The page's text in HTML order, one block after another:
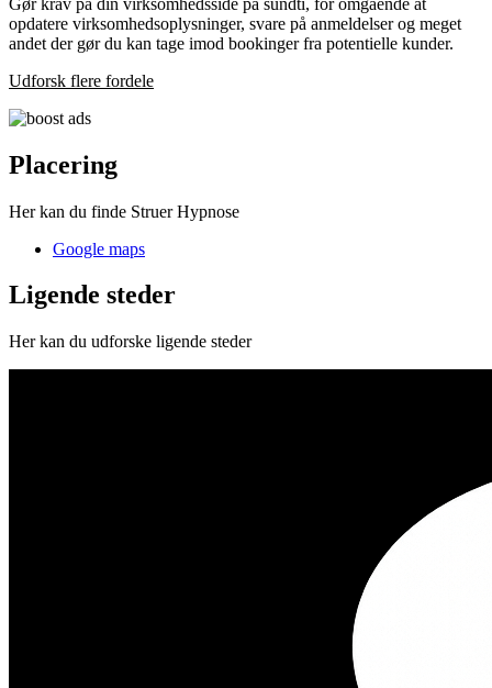
opdatere virksomhedsoplysninger, svare på anmeldelser og meget
andet der gør du kan tage imod bookinger fra potentielle kunder.
Udforsk flere fordele
Placering
Her kan du finde Struer Hypnose
Google maps
Ligende steder
Her kan du udforske ligende steder